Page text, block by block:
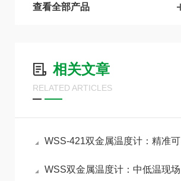
查看全部产品
相关文章
RELATED ARTICLES
WSS-421双金属温度计：精准可靠的中低温现场检测利器
WSS双金属温度计：中低温现场直读的通用工控仪表